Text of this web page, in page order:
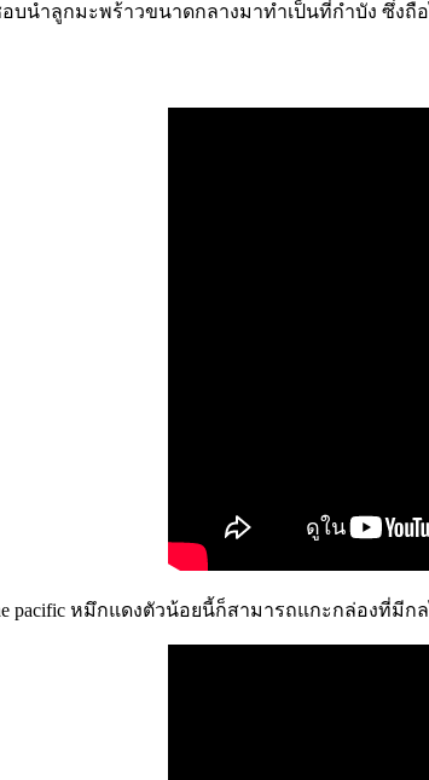
บนำลูกมะพร้าวขนาดกลางมาทำเป็นที่กำบัง ซึ่งถื
pacific หมึกแดงตัวน้อยนี้ก็สามารถแกะกล่องที่มี